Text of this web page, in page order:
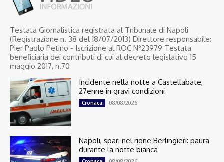
Testata Giornalistica registrata al Tribunale di Napoli
(Registrazione n. 38 del 18/07/2013) Direttore responsabile:
Pier Paolo Petino - Iscrizione al ROC N°23979 Testata
beneficiaria dei contributi di cui al decreto legislativo 15
maggio 2017, n.70
Incidente nella notte a Castellabate,
27enne in gravi condizioni
Cronaca 08/08/2026
Napoli, spari nel rione Berlingieri: paura
durante la notte bianca